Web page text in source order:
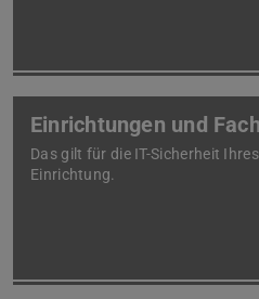
Einrichtungen und
Das gilt für die IT-Sicherheit
Einrichtung.